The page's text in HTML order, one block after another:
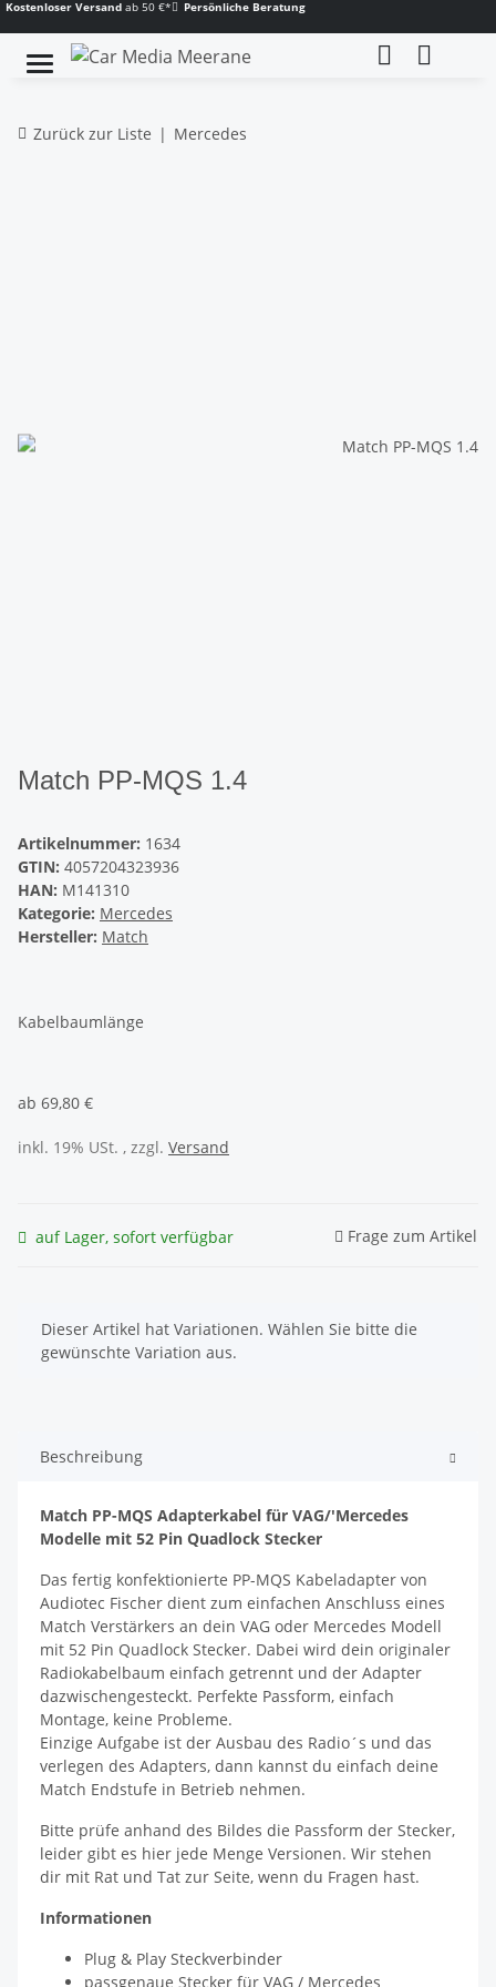
Kostenloser Versand ab 50 €* Persönliche Beratung
Zurück zur Liste Mercedes
Match PP-MQS 1.4
Artikelnummer: 1634
GTIN: 4057204323936
HAN: M141310
Kategorie: Mercedes
Hersteller: Match
Kabelbaumlänge
ab 69,80 €
inkl. 19% USt. , zzgl. Versand
auf Lager, sofort verfügbar Frage zum Artikel
x
Dieser Artikel hat Variationen. Wählen Sie bitte die
gewünschte Variation aus.
Beschreibung
Match PP-MQS Adapterkabel für VAG/'Mercedes
Modelle mit 52 Pin Quadlock Stecker
Das fertig konfektionierte PP-MQS Kabeladapter von
Audiotec Fischer dient zum einfachen Anschluss eines
Match Verstärkers an dein VAG oder Mercedes Modell
mit 52 Pin Quadlock Stecker. Dabei wird dein originaler
Radiokabelbaum einfach getrennt und der Adapter
dazwischengesteckt. Perfekte Passform, einfach
Montage, keine Probleme.
Einzige Aufgabe ist der Ausbau des Radio´s und das
verlegen des Adapters, dann kannst du einfach deine
Match Endstufe in Betrieb nehmen.
Bitte prüfe anhand des Bildes die Passform der Stecker,
leider gibt es hier jede Menge Versionen. Wir stehen
dir mit Rat und Tat zur Seite, wenn du Fragen hast.
Informationen
Plug & Play Steckverbinder
passgenaue Stecker für VAG / Mercedes